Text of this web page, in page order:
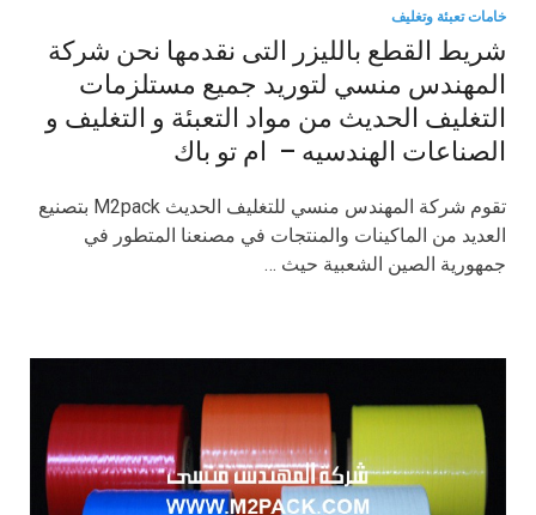
خامات تعبئة وتغليف
شريط القطع بالليزر التى نقدمها نحن شركة
المهندس منسي لتوريد جميع مستلزمات
التغليف الحديث من مواد التعبئة و التغليف و
الصناعات الهندسيه – ام تو باك
تقوم شركة المهندس منسي للتغليف الحديث M2pack بتصنيع
العديد من الماكينات والمنتجات في مصنعنا المتطور في
جمهورية الصين الشعبية حيث …